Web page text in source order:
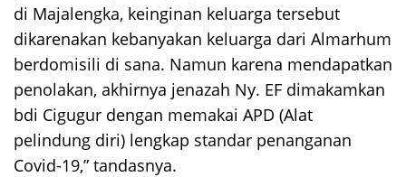
di Majalengka, keinginan keluarga tersebut
dikarenakan kebanyakan keluarga dari Almarhum
berdomisili di sana. Namun karena mendapatkan
penolakan, akhirnya jenazah Ny. EF dimakamkan
bdi Cigugur dengan memakai APD (Alat
pelindung diri) lengkap standar penanganan
Covid-19,” tandasnya.